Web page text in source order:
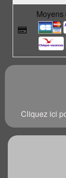
Moyens
Cliquez ici